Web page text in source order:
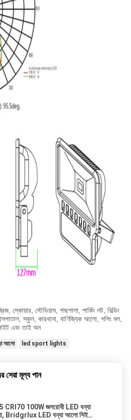
স্কোয়ার, স্টেডিয়াম, গাছপালা, পার্কিং লট, বিল্ডিং
স্কুল, কারখানা, বাণিজ্যিক আলো, শপিং মল,
এবং তাই অন
আলো led sport lights
সেরা মূল্য পান
CRI70 100W জলরোধী LED বন্যা
Bridgrlux LED বন্যা আলো সিই